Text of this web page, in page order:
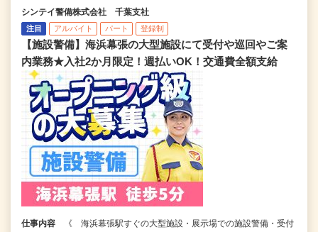
シンテイ警備株式会社 千葉支社
注目 アルバイト パート 登録制
【施設警備】海浜幕張の大型施設にて受付や巡回やご案
内業務★入社2か月限定！週払いOK！交通費全額支給
仕事内容
《 海浜幕張駅すぐの大型施設・展示場での施設警備・受付